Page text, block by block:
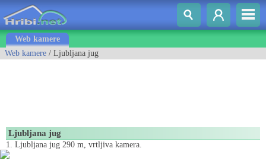
Web kamere
Web kamere / Ljubljana jug
Ljubljana jug
1. Ljubljana jug 290 m, vrtljiva kamera.